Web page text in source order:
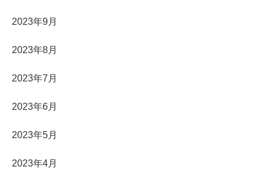
2023年9月
2023年8月
2023年7月
2023年6月
2023年5月
2023年4月